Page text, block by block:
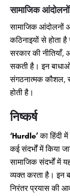
सामाजिक
सामाजिक आंदोलनों
कठिनाइयों से
सरकार की नीतियाँ,
सकती है। इन
संगठनात्मक कौशल,
होती है।
निष्कर्ष
‘Hurdle’का हिंदी
कई संदर्भों में किया
सामाजिक संदर्भों में
व्यक्त करता है। इन
निरंतर प्रयास की